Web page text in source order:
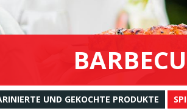
UND GEKOCHTE PRODUKTE